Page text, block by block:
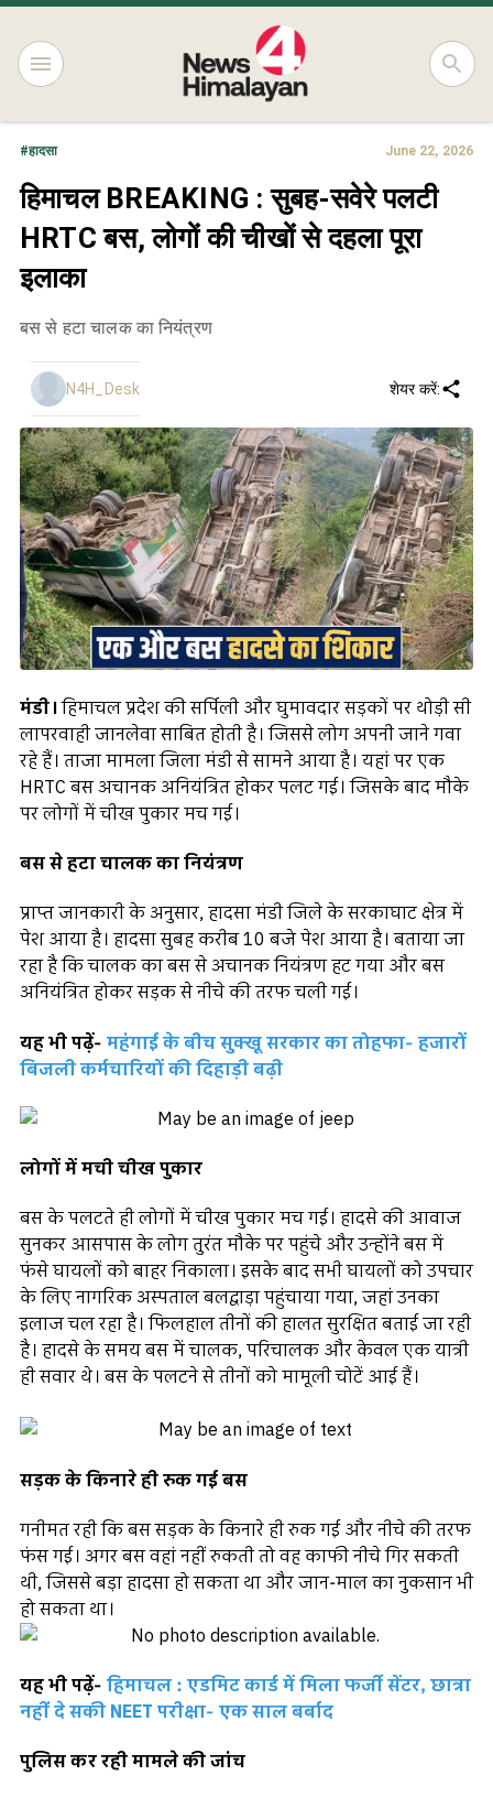
#हादसा June 22, 2026
हिमाचल BREAKING : सुबह-सवेरे पलटी
HRTC बस, लोगों की चीखों से दहला पूरा
इलाका
बस से हटा चालक का नियंत्रण
N4H_Desk शेयर करें:
मंडी।हिमाचल प्रदेश की सर्पिली और घुमावदार सड़कों पर थोड़ी सी
लापरवाही जानलेवा साबित होती है। जिससे लोग अपनी जाने गवा
रहे हैं। ताजा मामला जिला मंडी से सामने आया है। यहां पर एक
HRTC बस अचानक अनियंत्रित होकर पलट गई। जिसके बाद मौके
पर लोगों में चीख पुकार मच गई।
बस से हटा चालक का नियंत्रण
प्राप्त जानकारी के अनुसार, हादसा मंडी जिले के सरकाघाट क्षेत्र में
पेश आया है। हादसा सुबह करीब 10 बजे पेश आया है। बताया जा
रहा है कि चालक का बस से अचानक नियंत्रण हट गया और बस
अनियंत्रित होकर सड़क से नीचे की तरफ चली गई।
यह भी पढ़ें- महंगाई के बीच सुक्खू सरकार का तोहफा- हजारों
बिजली कर्मचारियों की दिहाड़ी बढ़ी
लोगों में मची चीख पुकार
बस के पलटते ही लोगों में चीख पुकार मच गई। हादसे की आवाज
सुनकर आसपास के लोग तुरंत मौके पर पहुंचे और उन्होंने बस में
फंसे घायलों को बाहर निकाला। इसके बाद सभी घायलों को उपचार
के लिए नागरिक अस्पताल बलद्वाड़ा पहुंचाया गया, जहां उनका
इलाज चल रहा है। फिलहाल तीनों की हालत सुरक्षित बताई जा रही
है। हादसे के समय बस में चालक, परिचालक और केवल एक यात्री
ही सवार थे। बस के पलटने से तीनों को मामूली चोटें आई हैं।
सड़क के किनारे ही रुक गई बस
गनीमत रही कि बस सड़क के किनारे ही रुक गई और नीचे की तरफ
फंस गई। अगर बस वहां नहीं रुकती तो वह काफी नीचे गिर सकती
थी, जिससे बड़ा हादसा हो सकता था और जान-माल का नुकसान भी
हो सकता था।
यह भी पढ़ें- हिमाचल : एडमिट कार्ड में मिला फर्जी सेंटर, छात्रा
नहीं दे सकी NEET परीक्षा- एक साल बर्बाद
पुलिस कर रही मामले की जांच